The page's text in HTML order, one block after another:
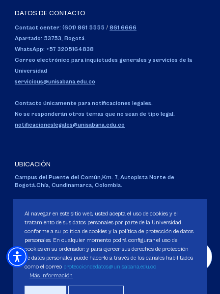
DATOS DE CONTACTO
Contact center: (601) 861 5555 / 861 6666
Apartado: 53753, Bogotá.
WhatsApp: +57 3205164838
Correo electrónico para inquietudes generales y servicios de la
Universidad
servicious@unisabana.edu.co
Contacto únicamente para notificaciones legales.
No se responderán otros temas que no sean de tipo legal.
notificacioneslegales@unisabana.edu.co
UBICACIÓN
Campus del Puente del Común,Km. 7, Autopista Norte de
Bogotá.Chía, Cundinamarca, Colombia.
Personería Jurídica:Resolución 130 del 14 de enero de 1980.
Ministerio de Educación Nacional.
Política de Protección de datos
Al navegar en este sitio web, usted acepta el uso de cookies y el
tratamiento de sus datos personales por parte de la Universidad
conforme a su política de cookies y la política de protección de datos
personales. En cualquier momento podrá configurar el uso de
cookies en su ordenador, y para ejercer sus derechos de protección
de datos personales puede hacerlo a través de los canales habilitados
como el correo protecciondedatos@unisabana.edu.co
Más información